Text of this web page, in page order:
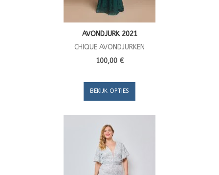
AVONDJURK 2021
CHIQUE AVONDJURKEN
100,00 €
BEKIJK OPTIES